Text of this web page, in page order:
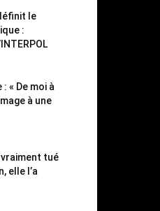
le
:
« De moi à
à une
tué
elle l’a